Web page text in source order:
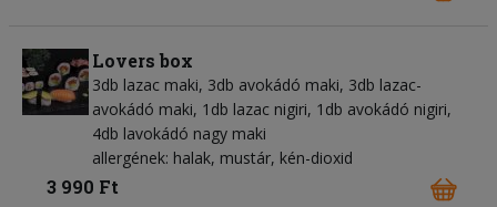
Lovers box
3db lazac maki, 3db avokádó maki, 3db lazac-
avokádó maki, 1db lazac nigiri, 1db avokádó nigiri,
4db lavokádó nagy maki
allergének: halak, mustár, kén-dioxid
3 990 Ft